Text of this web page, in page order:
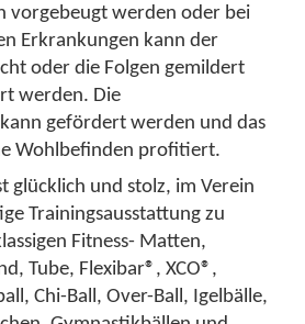
vorgebeugt werden oder bei
Erkrankungen kann der
oder die Folgen gemildert
werden. Die
gefördert werden und das
Wohlbefinden profitiert.
glücklich und stolz, im Verein
Trainingsausstattung zu
Fitness- Matten,
Tube, Flexibar®, XCO®,
Chi-Ball, Over-Ball, Igelbälle,